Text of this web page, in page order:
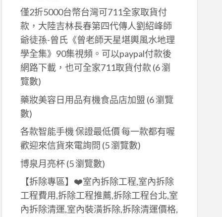
僅2折5000台幣台灣可711全家取貨付
款，大陸吉林長春第四代傳人劉紹峰師
爺徒孫-曾氏《曾老師天星堪輿風水地理
學全集》90集視頻。可以paypal付款後
網路下載，也可全家711取貨付款 (6 瀏
覽數)
藥妝美容日用品有機食品店加盟 (6 瀏覽
數)
各款智能手機 保證最低價 每一款都有喔
歡迎來信貨來電詢問 (5 瀏覽數)
博泉月亮杯(5 瀏覽數)
【拆除專區】❤️室內拆除工程,室內拆除
工程費用,拆除工程推薦,拆除工程台北,室
內拆除清運,室內裝潢拆除,拆除清運價格,